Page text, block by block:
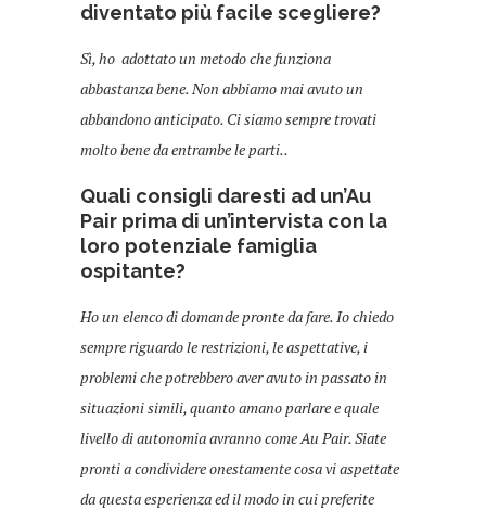
diventato più facile scegliere?
Sì, ho adottato un metodo che funziona
abbastanza bene. Non abbiamo mai avuto un
abbandono anticipato. Ci siamo sempre trovati
molto bene da entrambe le parti..
Quali consigli daresti ad un’Au
Pair prima di un’intervista con la
loro potenziale famiglia
ospitante?
Ho un elenco di domande pronte da fare. Io chiedo
sempre riguardo le restrizioni, le aspettative, i
problemi che potrebbero aver avuto in passato in
situazioni simili, quanto amano parlare e quale
livello di autonomia avranno come Au Pair. Siate
pronti a condividere onestamente cosa vi aspettate
da questa esperienza ed il modo in cui preferite